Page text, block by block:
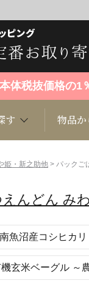
体税抜価格の
す
くだもの
洋菓子
お酒
物品
趣味・雑貨
キッチン用品
家電
姫・新之助他 > パックご
えんどん み
魚沼産コシヒカリ
玄米ベーグル ～